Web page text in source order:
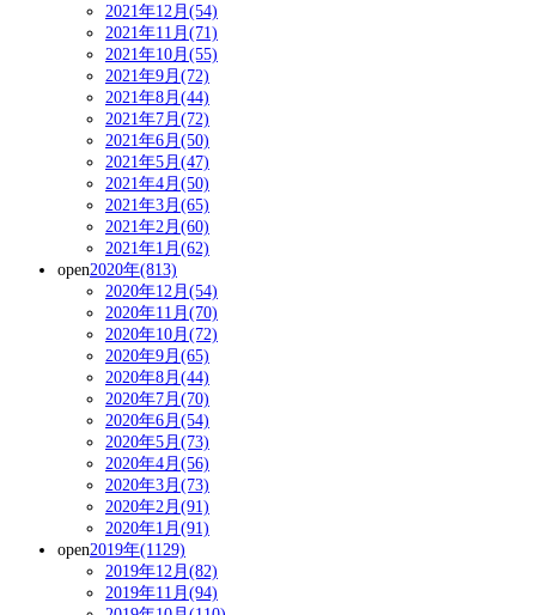
2021年12月(54)
2021年11月(71)
2021年10月(55)
2021年9月(72)
2021年8月(44)
2021年7月(72)
2021年6月(50)
2021年5月(47)
2021年4月(50)
2021年3月(65)
2021年2月(60)
2021年1月(62)
open2020年(813)
2020年12月(54)
2020年11月(70)
2020年10月(72)
2020年9月(65)
2020年8月(44)
2020年7月(70)
2020年6月(54)
2020年5月(73)
2020年4月(56)
2020年3月(73)
2020年2月(91)
2020年1月(91)
open2019年(1129)
2019年12月(82)
2019年11月(94)